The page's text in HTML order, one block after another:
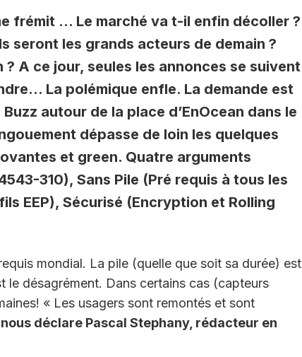
frémit … Le marché va t-il enfin décoller ?
seront les grands acteurs de demain ?
A ce jour, seules les annonces se suivent
La polémique enfle. La demande est
autour de la place d’EnOcean dans le
dépasse de loin les quelques
et green. Quatre arguments
310), Sans Pile (Pré requis à tous les
EEP), Sécurisé (Encryption et Rolling
mondial. La pile (quelle que soit sa durée) est
le désagrément. Dans certains cas (capteurs
« Les usagers sont remontés et sont
déclare Pascal Stephany, rédacteur en